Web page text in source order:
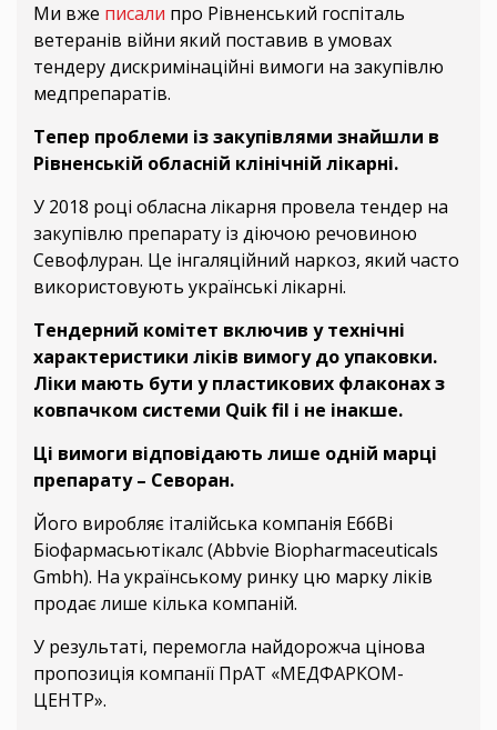
Ми вже писали про Рівненський госпіталь
ветеранів війни який поставив в умовах
тендеру дискримінаційні вимоги на закупівлю
медпрепаратів.
Тепер проблеми із закупівлями знайшли в
Рівненській обласній клінічній лікарні.
У 2018 році обласна лікарня провела тендер на
закупівлю препарату із діючою речовиною
Севофлуран. Це інгаляційний наркоз, який часто
використовують українські лікарні.
Тендерний комітет включив у технічні
характеристики ліків вимогу до упаковки.
Ліки мають бути у пластикових флаконах з
ковпачком системи Quik fil і не інакше.
Ці вимоги відповідають лише одній марці
препарату – Севоран.
Його виробляє італійська компанія ЕббВі
Біофармасьютікалс (Abbvie Biopharmaceuticals
Gmbh). На українському ринку цю марку ліків
продає лише кілька компаній.
У результаті, перемогла найдорожча цінова
пропозиція компанії ПрАТ «МЕДФАРКОМ-
ЦЕНТР».